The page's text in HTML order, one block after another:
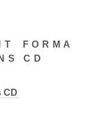
⁤FORMA
CD
CD